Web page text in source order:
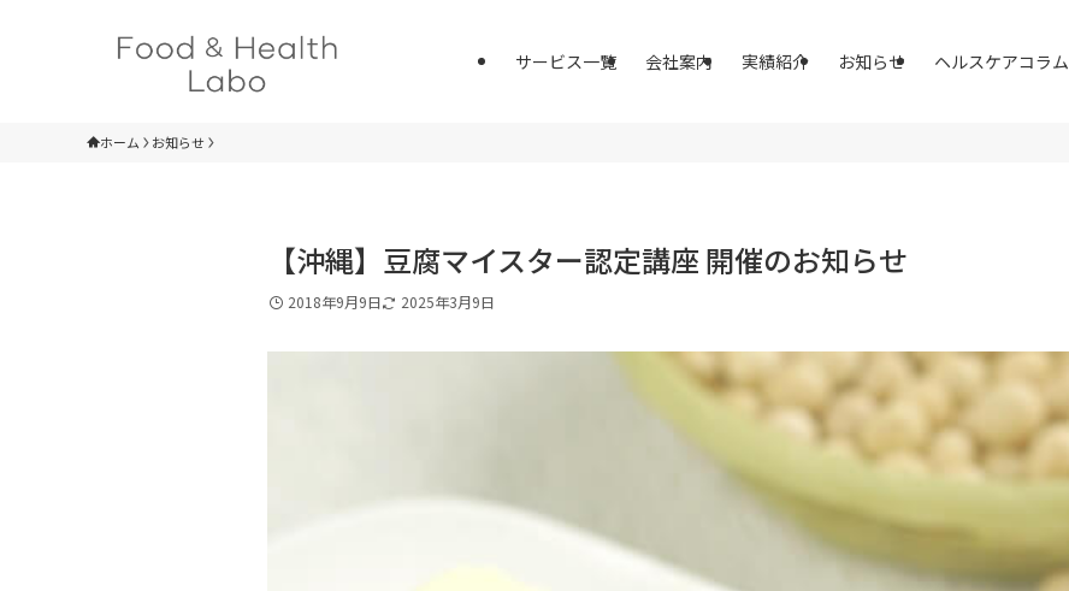
サービス一覧 会社案内 実績紹介 お知らせ ヘルスケアコラム
ホーム お知らせ
【沖縄】豆腐マイスター認定講座 開催のお知らせ
2018年9月9日 2025年3月9日